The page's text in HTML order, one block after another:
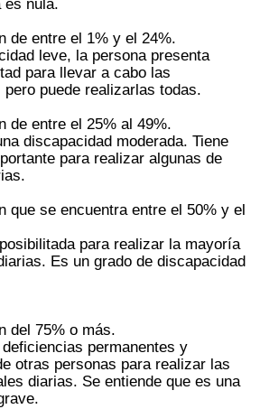
es nula.
de entre el 1% y el 24%.
leve, la persona presenta
para llevar a cabo las
puede realizarlas todas.
de entre el 25% al 49%.
discapacidad moderada. Tiene
para realizar algunas de
que se encuentra entre el 50% y el
para realizar la mayoría
Es un grado de discapacidad
del 75% o más.
permanentes y
otras personas para realizar las
diarias. Se entiende que es una